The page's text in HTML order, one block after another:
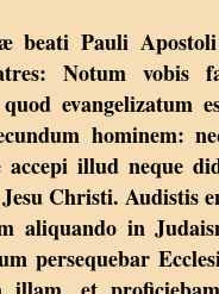
beati Pauli
Notum vobis
evangelizatum
hominem:
accepi illud neque
Christi. Audistis
aliquando in
persequebar